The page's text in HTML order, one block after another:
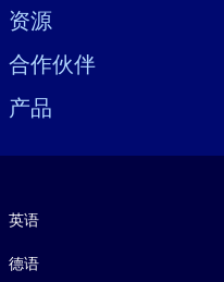
资源
合作伙伴
产品
英语
德语